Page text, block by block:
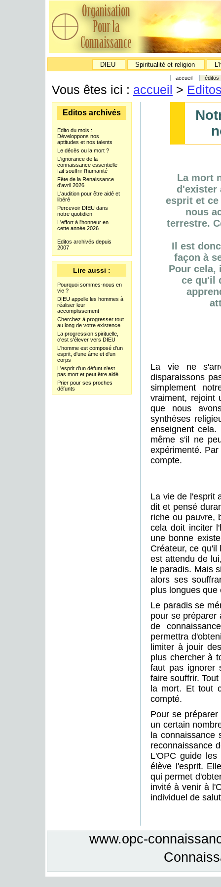
DIEU Spiritualité et religion
accueil éditos
Vous êtes ici : accueil >
La mort
d'exister
esprit et ce
nous
terrestre.
Il est
façon à
Pour cela,
ce qu'il
La vie ne
disparaissons
simplement
vraiment, rejoint
que nous
synthèses
enseignent
même s'il ne
expérimenté.
compte.
La vie de l'esprit
dit et pensé
riche ou pauvre,
cela doit inciter
une bonne
Créateur, ce qu'il
est attendu de
le paradis. Mais
alors ses
plus longues que
Le paradis se
pour se préparer
de
permettra
limiter à jouir
plus chercher à
faut pas ignorer
faire souffrir.
la mort. Et tout
compté.
Pour se
un certain
la connaissance
reconnaissance
L'OPC guide
élève l'esprit.
qui permet
invité à venir à
individuel de
Editos archivés
Edito du mois :
Développons nos
aptitudes et nos talents
Le décès ou la mort ?
L'ignorance de la
connaissance essentielle
fait souffrir l'humanité
Fête de la Renaissance
d'avril 2026
L'audition pour être aidé et
libéré
Percevoir DIEU dans
notre quotidien
L'effort à l'honneur en
cette année 2026
Editos archivés depuis
2007
Lire aussi :
Pourquoi sommes-nous en
vie ?
DIEU appelle les hommes à
réaliser leur
accomplissement
Cherchez à progresser tout
au long de votre existence
La progression spirituelle,
c'est s'élever vers DIEU
L'homme est composé d'un
esprit, d'une âme et d'un
corps
L'esprit d'un défunt n'est
pas mort et peut être aidé
Prier pour ses proches
défunts
www.opc-